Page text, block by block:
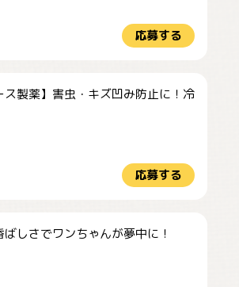
応募する
ス製薬】害虫・キズ凹み防止に！冷
応募する
しさでワンちゃんが夢中に！